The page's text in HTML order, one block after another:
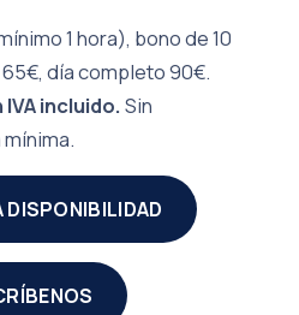
1 hora), bono de 10
día completo 90€.
incluido. Sin
DISPONIBILIDAD